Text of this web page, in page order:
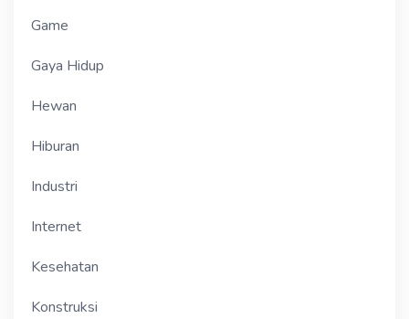
Game
Gaya Hidup
Hewan
Hiburan
Industri
Internet
Kesehatan
Konstruksi